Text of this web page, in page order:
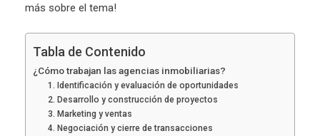
más sobre el tema!
Tabla de Contenido
¿Cómo trabajan las agencias inmobiliarias?
1. Identificación y evaluación de oportunidades
2. Desarrollo y construcción de proyectos
3. Marketing y ventas
4. Negociación y cierre de transacciones